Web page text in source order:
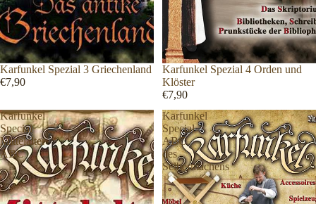
Karfunkel Spezial 3 Griechenland
€7,90
Karfunkel Spezial 4 Orden und
Klöster
€7,90
Karfunkel
Special
Mittelalter
ABC
Karfunkel
Special
ABC
des
Selbermachens